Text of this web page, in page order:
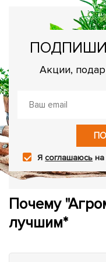
Акции,
Ясоглашаюсь на
Почему
лучшим*